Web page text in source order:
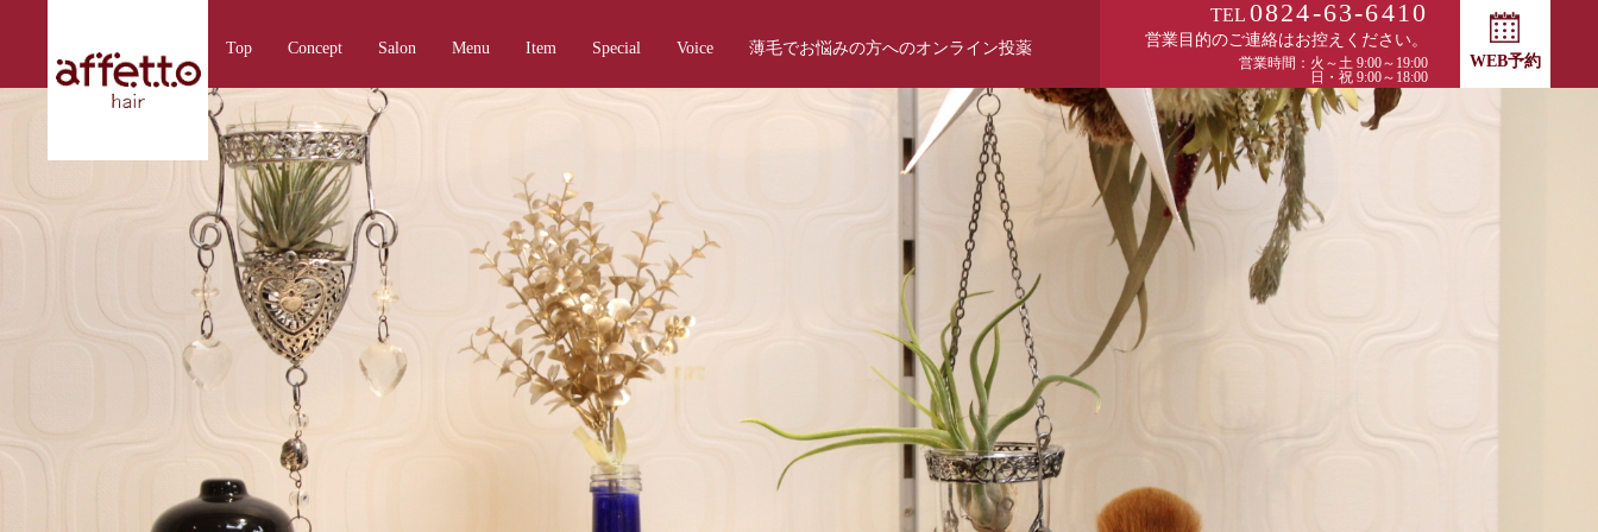
Top Concept Salon Menu Item Special Voice 薄毛でお悩みの方へのオンライン投薬
TEL 0824-63-6410
営業目的のご連絡はお控えください。
営業時間：火～土 9:00～19:00
日・祝 9:00～18:00
WEB予約